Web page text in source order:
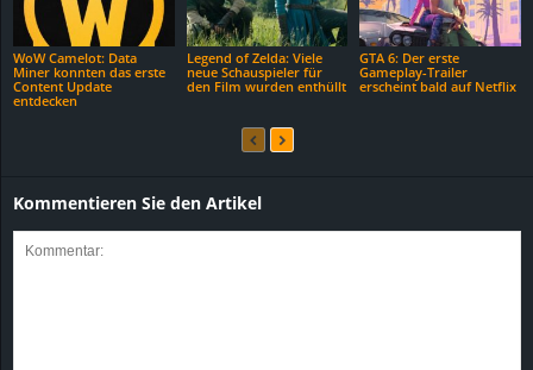
WoW Camelot: Data
Miner konnten das erste
Content Update
entdecken
Legend of Zelda: Viele
neue Schauspieler für
den Film wurden enthüllt
GTA 6: Der erste
Gameplay-Trailer
erscheint bald auf Netflix
Kommentieren Sie den Artikel